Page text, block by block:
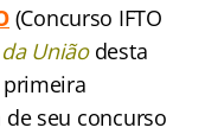
(Concurso IFTO
Uniãodesta
de seu concurso